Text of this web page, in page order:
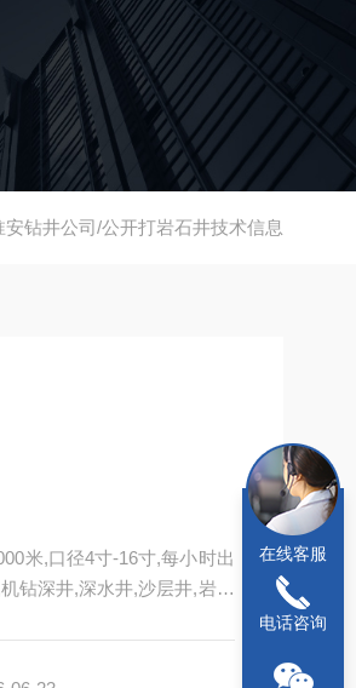
安钻井公司/公开打岩石井技术信息
米,口径4寸-16寸,每小时出
钻深井,深水井,沙层井,岩石
在线客服
电话咨询